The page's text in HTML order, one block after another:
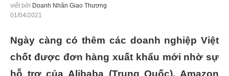
viết bởi Doanh Nhân Giao Thương
01/04/2021
Ngày càng có thêm các doanh nghiệp Việt
chốt được đơn hàng xuất khẩu mới nhờ sự
hỗ trợ của Alibaba (Trung Quốc), Amazon